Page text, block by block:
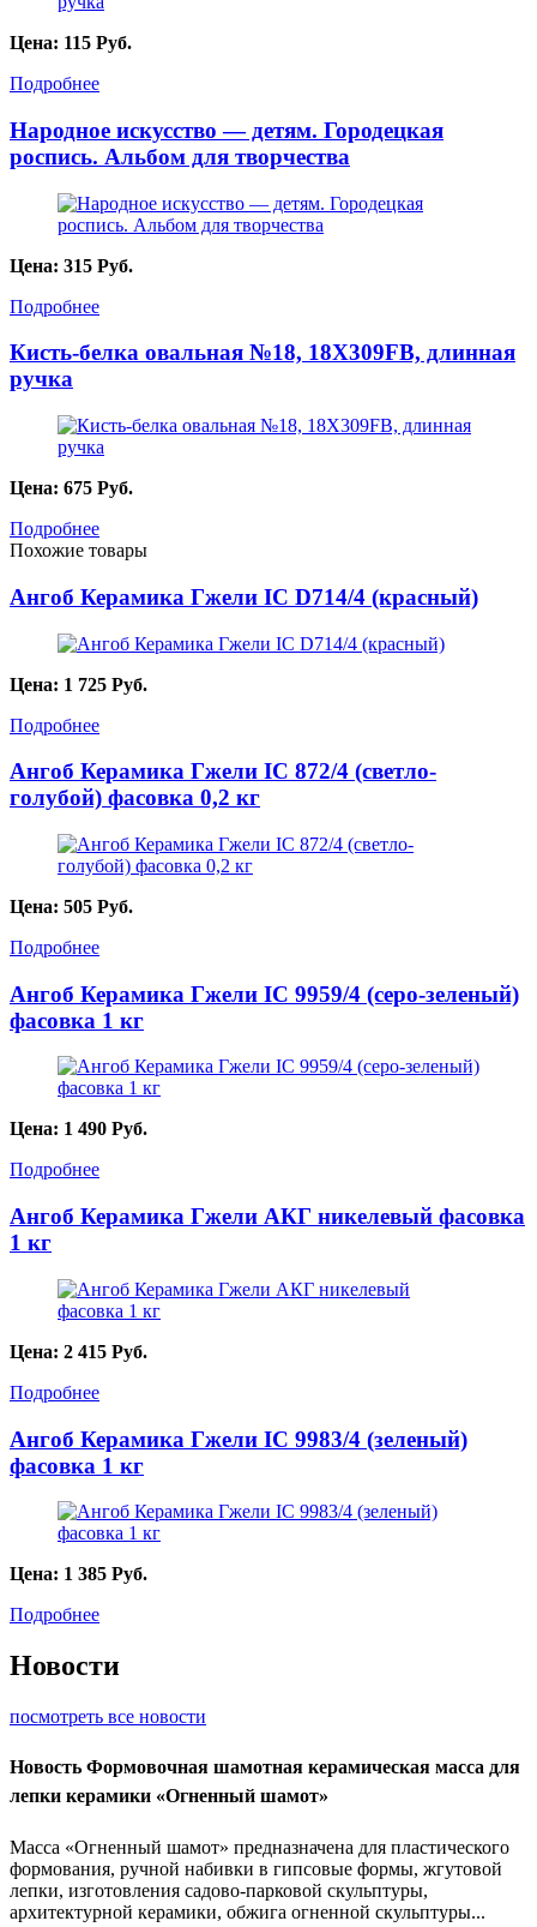
Цена: 115 Руб.
Подробнее
Народное искусство — детям. Городецкая
роспись. Альбом для творчества
Цена: 315 Руб.
Подробнее
Кисть-белка овальная №18, 18X309FB, длинная
ручка
Цена: 675 Руб.
Подробнее
Похожие товары
Ангоб Керамика Гжели IC D714/4 (красный)
Цена: 1 725 Руб.
Подробнее
Ангоб Керамика Гжели IC 872/4 (светло-
голубой) фасовка 0,2 кг
Цена: 505 Руб.
Подробнее
Ангоб Керамика Гжели IC 9959/4 (серо-зеленый)
фасовка 1 кг
Цена: 1 490 Руб.
Подробнее
Ангоб Керамика Гжели АКГ никелевый фасовка
1 кг
Цена: 2 415 Руб.
Подробнее
Ангоб Керамика Гжели IC 9983/4 (зеленый)
фасовка 1 кг
Цена: 1 385 Руб.
Подробнее
Новости
посмотреть все новости
Новость Формовочная шамотная керамическая масса для
лепки керамики «Огненный шамот»
Масса «Огненный шамот» предназначена для пластического
формования, ручной набивки в гипсовые формы, жгутовой
лепки, изготовления садово-парковой скульптуры,
архитектурной керамики, обжига огненной скульптуры...